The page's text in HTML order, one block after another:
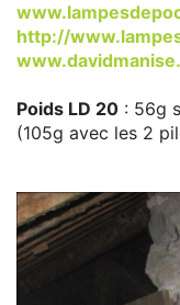
http://
Poids LD 20 : 56g
(105g avec les 2